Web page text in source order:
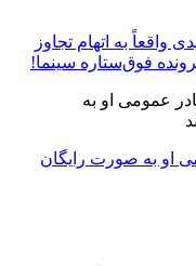
واقعاً به اتهام تجاوز
فوق‌ستاره سینما!
او به صورت رایگان